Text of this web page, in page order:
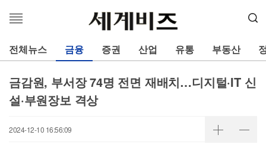
메
열
기
전체뉴스 금융 증권 산업 유통 부동산
금감원, 부서장 74명 전면 재배치…디지털·IT 신
설·부원장보 격상
2024-12-10 16:56:09